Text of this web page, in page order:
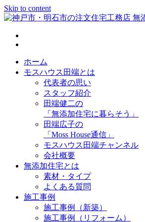
Skip to content
神戸市・明石市の注文住宅工務店 無
ホーム
モスハウス田端とは
代表者の思い
スタッフ紹介
田端健二の
「無添加住宅に暮らそう」
田端広子の
「Moss House通信」
モスハウス田端チャンネル
会社概要
無添加住宅とは
素材・タイプ
よくある質問
施工事例
施工事例（新築）
施工事例（リフォーム）